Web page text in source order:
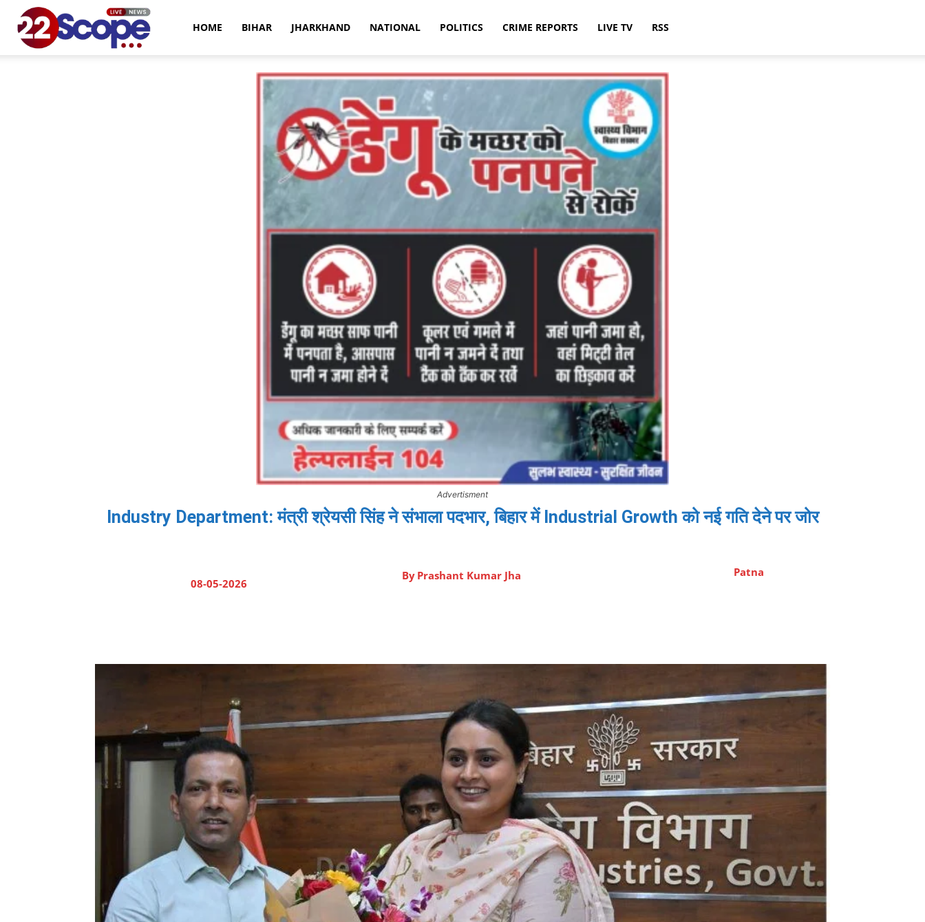
HOME BIHAR JHARKHAND NATIONAL POLITICS CRIME REPORTS LIVE TV RSS
Advertisment
Industry Department: मंत्री श्रेयसी सिंह ने संभाला पदभार, बिहार में Industrial Growth को नई गति देने पर जोर
08-05-2026
By Prashant Kumar Jha Patna